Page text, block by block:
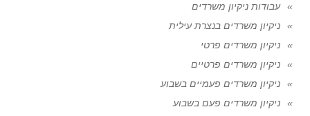
עבודות ניקיון משרדים
ניקיון משרדים בנצרת עילית
ניקיון משרדים פרטי
ניקיון משרדים פרטיים
ניקיון משרדים פעמיים בשבוע
ניקיון משרדים פעם בשבוע